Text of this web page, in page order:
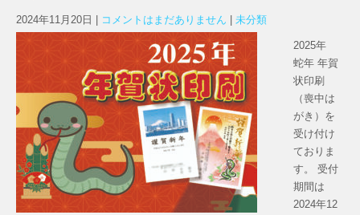
2024年11月20日 コメントはまだありません 未分類
2025年
蛇年 年賀
状印刷
（喪中は
がき）を
受け付け
ておりま
す。 受付
期間は
2024年12